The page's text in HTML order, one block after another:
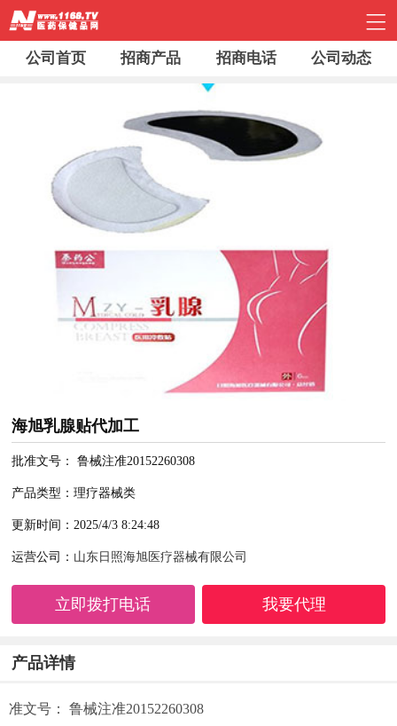
公司首页 招商产品 招商电话 公司动态
海旭乳腺贴代加工
批准文号： 鲁械注准20152260308
产品类型：理疗器械类
更新时间：2025/4/3 8:24:48
运营公司： 山东日照海旭医疗器械有限公司
立即拨打电话 我要代理
产品详情
准文号： 鲁械注准20152260308